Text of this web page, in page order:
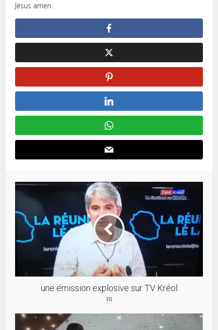
Jésus amen.
une émission explosive sur TV Kréol
!!!